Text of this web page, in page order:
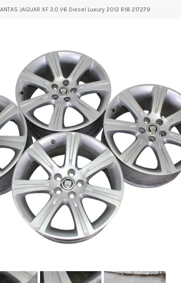
JAGUAR XF 3.0 V6 Diesel Luxury 2012 R18 217279